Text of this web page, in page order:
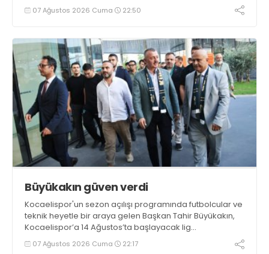
07 Ağustos 2026 Cuma 22:50
Büyükakın güven verdi
Kocaelispor'un sezon açılışı programında futbolcular ve
teknik heyetle bir araya gelen Başkan Tahir Büyükakın,
Kocaelispor’a 14 Ağustos’ta başlayacak lig
maratonunda başarılar diledi ve “Yanınızdayım” dedi.
07 Ağustos 2026 Cuma 22:17